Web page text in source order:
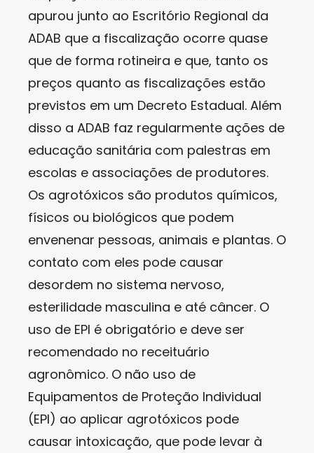
apurou junto ao Escritório Regional da
ADAB que a fiscalização ocorre quase
que de forma rotineira e que, tanto os
preços quanto as fiscalizações estão
previstos em um Decreto Estadual. Além
disso a ADAB faz regularmente ações de
educação sanitária com palestras em
escolas e associações de produtores.
Os agrotóxicos são produtos químicos,
físicos ou biológicos que podem
envenenar pessoas, animais e plantas. O
contato com eles pode causar
desordem no sistema nervoso,
esterilidade masculina e até câncer. O
uso de EPI é obrigatório e deve ser
recomendado no receituário
agronômico. O não uso de
Equipamentos de Proteção Individual
(EPI) ao aplicar agrotóxicos pode
causar intoxicação, que pode levar à